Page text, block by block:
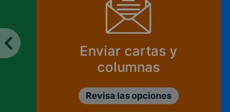
Enviar cartas y
columnas
Revisa las opciones